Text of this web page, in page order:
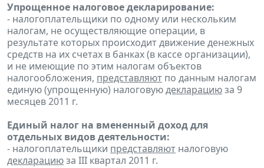
Упрощенное налоговое декларирование:
- налогоплательщики по одному или нескольким
налогам, не осуществляющие операции, в
результате которых происходит движение денежных
средств на их счетах в банках (в кассе организации),
и не имеющие по этим налогам объектов
налогообложения, представляют по данным налогам
единую (упрощенную) налоговуюдекларациюза 9
месяцев 2011 г.
Единый налог на вмененный доход для
отдельных видов деятельности:
- налогоплательщики представляют налоговую
декларациюза III квартал 2011 г.